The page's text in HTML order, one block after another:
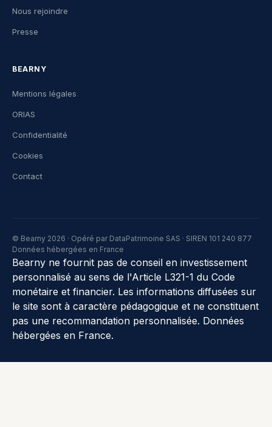
Nous rejoindre
Presse
BEARNY
Mentions légales
ORIAS
Confidentialité
Cookies
Contact
© Bearny 2026 · Opéré par DataPatrimoine SAS · SIREN 101 240 877
Données hébergées en France
Bearny ne fournit pas de conseil en investissement
personnalisé au sens de l'Article L321-1 du Code
monétaire et financier. Les informations diffusées sur
le site sont à caractère pédagogique et ne constituent
pas une recommandation personnalisée. Données
hébergées en France.